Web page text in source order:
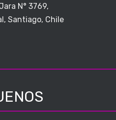
N° 3769,
Santiago, Chile